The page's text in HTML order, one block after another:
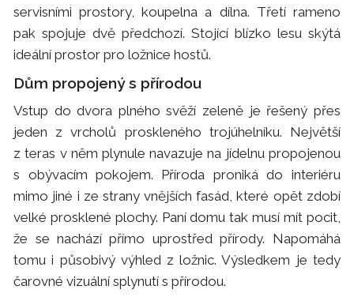
servisními prostory, koupelna a dílna. Třetí rameno
pak spojuje dvě předchozí. Stojící blízko lesu skýtá
ideální prostor pro ložnice hostů.
Dům propojený s přírodou
Vstup do dvora plného svěží zeleně je řešený přes
jeden z vrcholů proskleného trojúhelníku. Největší
z teras v něm plynule navazuje na jídelnu propojenou
s obývacím pokojem. Příroda proniká do interiéru
mimo jiné i ze strany vnějších fasád, které opět zdobí
velké prosklené plochy. Paní domu tak musí mít pocit,
že se nachází přímo uprostřed přírody. Napomáhá
tomu i působivý výhled z ložnic. Výsledkem je tedy
čarovné vizuální splynutí s přírodou.